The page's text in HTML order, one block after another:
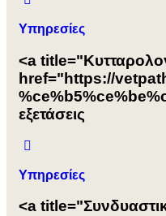
Υπηρεσίες
<a
href="https://
εξετάσεις
Υπηρεσίες
<a